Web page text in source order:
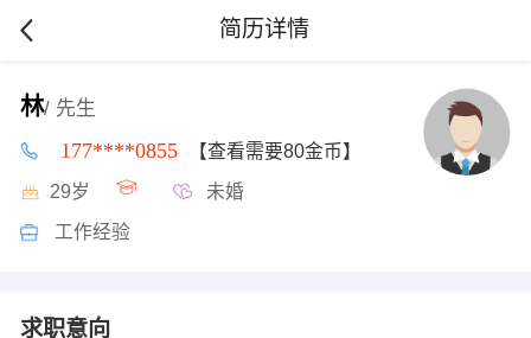
简历详情
林/ 先生
177****0855 【查看需要80金币】
29岁 未婚
工作经验
求职意向